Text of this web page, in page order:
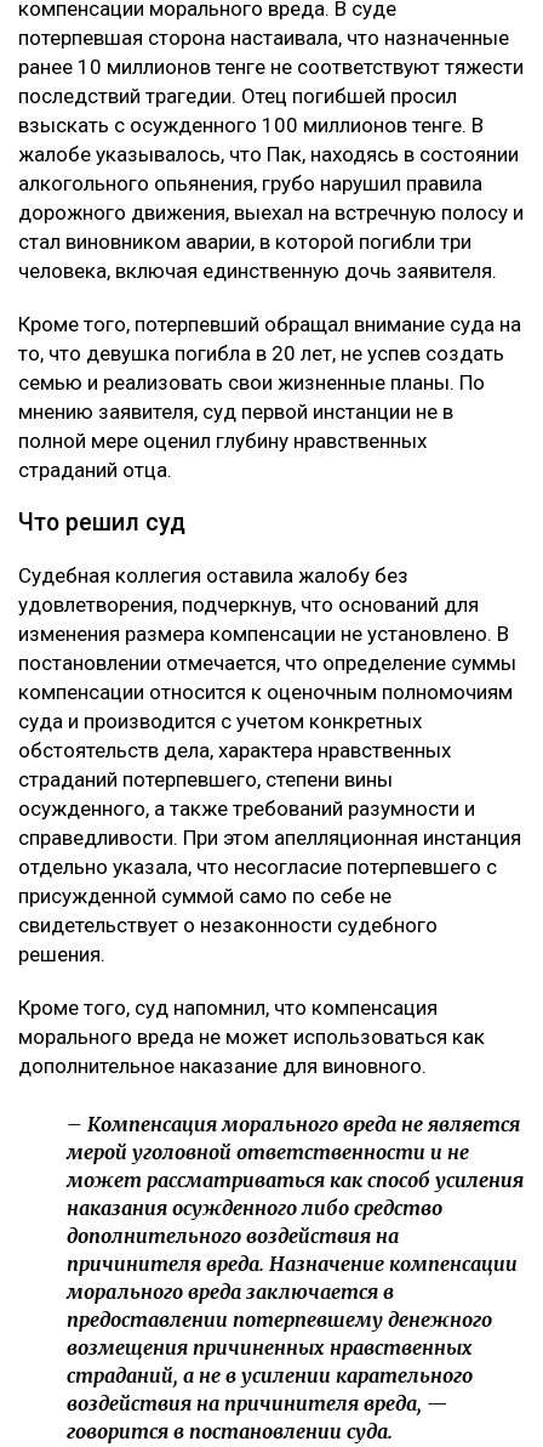
компенсации морального вреда. В суде
потерпевшая сторона настаивала, что назначенные
ранее 10 миллионов тенге не соответствуют тяжести
последствий трагедии. Отец погибшей просил
взыскать с осужденного 100 миллионов тенге. В
жалобе указывалось, что Пак, находясь в состоянии
алкогольного опьянения, грубо нарушил правила
дорожного движения, выехал на встречную полосу и
стал виновником аварии, в которой погибли три
человека, включая единственную дочь заявителя.
Кроме того, потерпевший обращал внимание суда на
то, что девушка погибла в 20 лет, не успев создать
семью и реализовать свои жизненные планы. По
мнению заявителя, суд первой инстанции не в
полной мере оценил глубину нравственных
страданий отца.
Что решил суд
Судебная коллегия оставила жалобу без
удовлетворения, подчеркнув, что оснований для
изменения размера компенсации не установлено. В
постановлении отмечается, что определение суммы
компенсации относится к оценочным полномочиям
суда и производится с учетом конкретных
обстоятельств дела, характера нравственных
страданий потерпевшего, степени вины
осужденного, а также требований разумности и
справедливости. При этом апелляционная инстанция
отдельно указала, что несогласие потерпевшего с
присужденной суммой само по себе не
свидетельствует о незаконности судебного
решения.
Кроме того, суд напомнил, что компенсация
морального вреда не может использоваться как
дополнительное наказание для виновного.
– Компенсация морального вреда не является
мерой уголовной ответственности и не
может рассматриваться как способ усиления
наказания осужденного либо средство
дополнительного воздействия на
причинителя вреда. Назначение компенсации
морального вреда заключается в
предоставлении потерпевшему денежного
возмещения причиненных нравственных
страданий, а не в усилении карательного
воздействия на причинителя вреда, —
говорится в постановлении суда.